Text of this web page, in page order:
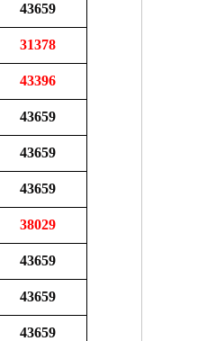
43659
31378
43396
43659
43659
43659
38029
43659
43659
43659